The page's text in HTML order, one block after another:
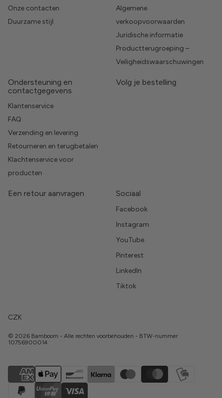
Onze contacten
Duurzame stijl
Algemene
verkoopvoorwaarden
Juridische informatie
Productterugroeping –
Veiligheidswaarschuwingen
Ondersteuning en
contactgegevens
Klantenservice
FAQ
Verzending en levering
Retourneren en terugbetalen
Klachtenservice voor
producten
Volg je bestelling
Een retour aanvragen Sociaal
Facebook
Instagram
YouTube
Pinterest
LinkedIn
Tiktok
CZK
© 2026 Bamboom - Alle rechten voorbehouden - BTW-nummer
10756900014